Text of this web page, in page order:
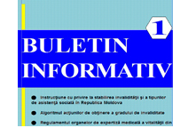
Proiecte
Actiuni de caritate
Legislatie
Scrisori de multumire